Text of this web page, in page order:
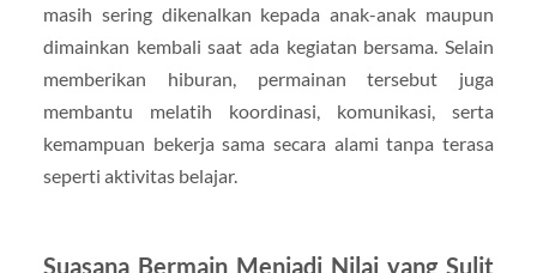
masih sering dikenalkan kepada anak-anak maupun
dimainkan kembali saat ada kegiatan bersama. Selain
memberikan hiburan, permainan tersebut juga
membantu melatih koordinasi, komunikasi, serta
kemampuan bekerja sama secara alami tanpa terasa
seperti aktivitas belajar.
Suasana Bermain Menjadi Nilai yang Sulit